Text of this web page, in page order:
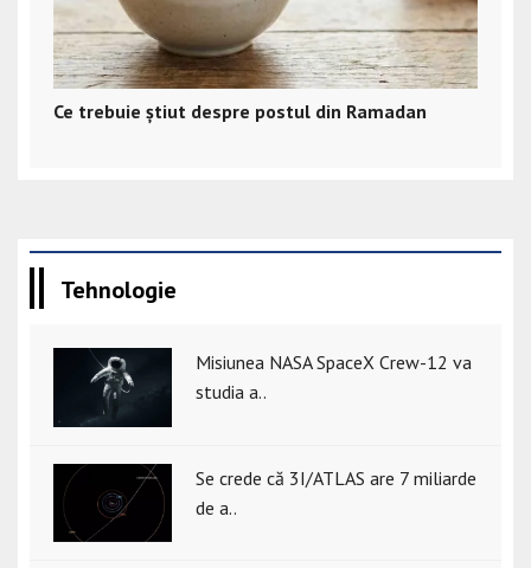
Ce trebuie știut despre postul din Ramadan
Tehnologie
Misiunea NASA SpaceX Crew-12 va
studia a..
Se crede că 3I/ATLAS are 7 miliarde
de a..